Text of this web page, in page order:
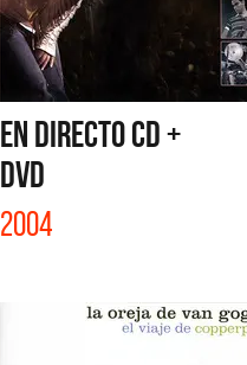
EN DIRECTO CD +
DVD
2004